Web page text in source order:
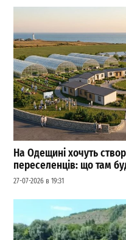
На Одещині хочуть
переселенців: що там
27-07-2026 в 19:31